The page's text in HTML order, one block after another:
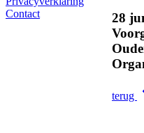
Contact
28
terug